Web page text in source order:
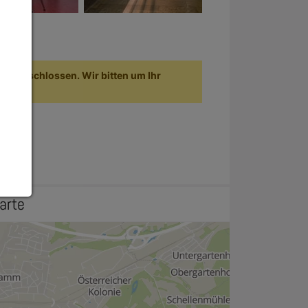
geschlossen. Wir bitten um Ihr